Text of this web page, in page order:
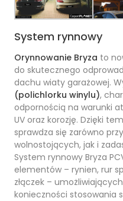
System rynnowy
Orynnowanie Bryza to
do skutecznego
dachu wiaty garażowej.
(polichlorku winylu),
odpornością na warunki
UV oraz korozję. Dzięki
sprawdza się zarówno
wolnostojących, jak i
System rynnowy Bryza
elementów – rynien, rur
złączek –
konieczności stosowania